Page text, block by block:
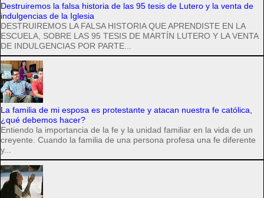
Destruiremos la falsa historia de las 95 tesis de Lutero y la venta de
indulgencias de la Iglesia
DESTRUIREMOS LA FALSA HISTORIA QUE APRENDISTE EN LA
ESCUELA, SOBRE LAS 95 TESIS DE MARTÍN LUTERO Y LA VENTA
DE INDULGENCIAS POR PARTE...
La familia de mi esposa es protestante y atacan nuestra fe católica,
¿qué debemos hacer?
Entiendo la importancia de la fe y la unidad familiar en la vida de un
creyente. Cuando la familia de una persona profesa una fe diferente
y...